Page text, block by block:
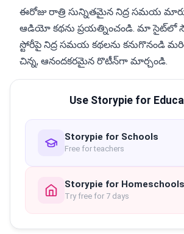
ఈరోజు రాత్రి సున్నితమైన నిద్ర సమయ
ఆడియో కథను ప్రయత్నించండి. మా సైట్‌లో
స్టోరీపై నిద్ర సమయ కథలను కనుగొనండి
చిన్న, ఆనందకరమైన రొటీన్‌గా మార్చండి.
Use Storypie for
Storypie for Schools
Free for teachers
Storypie for Homeschools
Try free for 7 days